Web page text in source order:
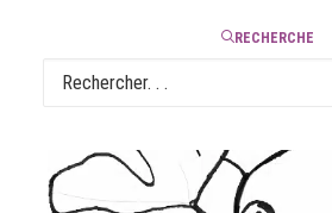
RECHERCHE